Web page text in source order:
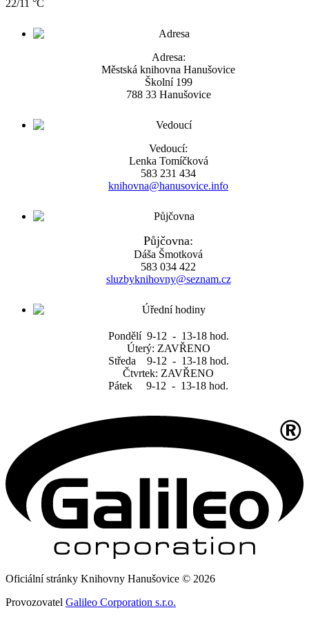
22/11 °C
Adresa:
Městská knihovna Hanušovice
Školní 199
788 33 Hanušovice
Vedoucí:
Lenka Tomíčková
583 231 434
knihovna@hanusovice.info
Půjčovna:
Dáša Šmotková
583 034 422
sluzbyknihovny@seznam.cz
Pondělí 9-12 - 13-18 hod.
Úterý: ZAVŘENO
Středa 9-12 - 13-18 hod.
Čtvrtek: ZAVŘENO
Pátek 9-12 - 13-18 hod.
Oficiální stránky Knihovny Hanušovice © 2026
Provozovatel Galileo Corporation s.r.o.